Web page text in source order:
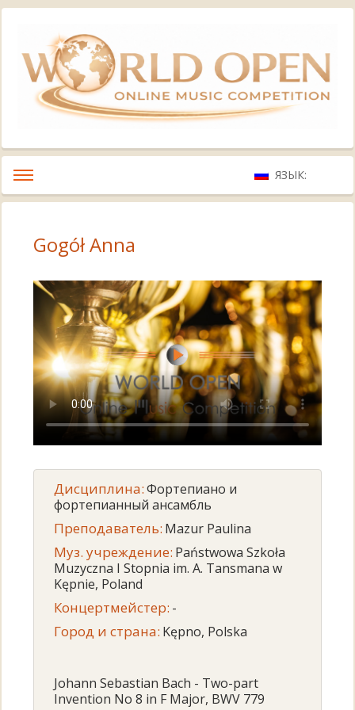
ЯЗЫК:
Gogół Anna
Дисциплина:Фортепиано и
фортепианный ансамбль
Преподаватель: Mazur Paulina
Муз. учреждение: Państwowa Szkoła
Muzyczna I Stopnia im. A. Tansmana w
Kępnie, Poland
Концертмейстер: -
Город и страна: Kępno, Polska
Johann Sebastian Bach - Two-part
Invention No 8 in F Major, BWV 779